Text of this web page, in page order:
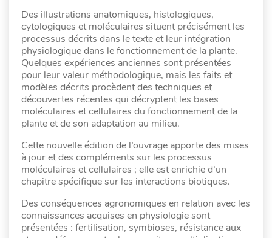
Des illustrations anatomiques, histologiques,
cytologiques et moléculaires situent précisément les
processus décrits dans le texte et leur intégration
physiologique dans le fonctionnement de la plante.
Quelques expériences anciennes sont présentées
pour leur valeur méthodologique, mais les faits et
modèles décrits procèdent des techniques et
découvertes récentes qui décryptent les bases
moléculaires et cellulaires du fonctionnement de la
plante et de son adaptation au milieu.
Cette nouvelle édition de l’ouvrage apporte des mises
à jour et des compléments sur les processus
moléculaires et cellulaires ; elle est enrichie d’un
chapitre spécifique sur les interactions biotiques.
Des conséquences agronomiques en relation avec les
connaissances acquises en physiologie sont
présentées : fertilisation, symbioses, résistance aux